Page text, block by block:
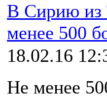
В Сирию из
менее 500
18.02.16
Не менее